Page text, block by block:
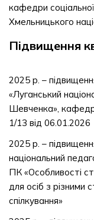
кафедри
Хмельницького
Підвищення
2025 р. –
«Луганський
Шевченка»,
1/13 від 06.01.2026
2025 р. –
національний
ПК «Особливості
для осіб з різними
спілкування»